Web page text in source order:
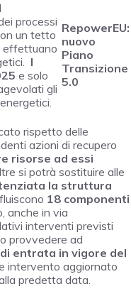
processi
un tetto
effettuano
I
e solo
gli
RepowerEU:
nuovo
Piano
Transizione
5.0
rispetto delle
azioni di recupero
risorse ad essi
si potrà sostituire alle
la struttura
18 componenti
anche in via
interventi previsti
provvedere ad
entrata in vigore del
intervento aggiornato
predetta data.